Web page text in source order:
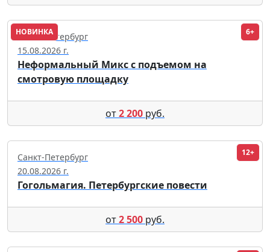
НОВИНКА 6+
Санкт-Петербург
15.08.2026 г.
Неформальный Микс с подъемом на
смотровую площадку
от2 200 руб.
12+
Санкт-Петербург
20.08.2026 г.
Гогольмагия. Петербургские повести
от2 500 руб.